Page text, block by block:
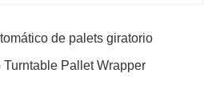
de palets giratorio
Turntable Pallet Wrapper